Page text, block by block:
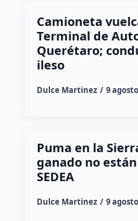
Camioneta
Terminal de
Querétaro;
ileso
Dulce Martinez 9
Puma en la
ganado no
SEDEA
Dulce Martinez 9